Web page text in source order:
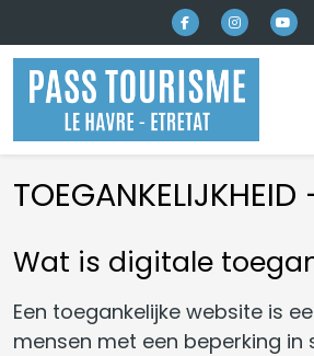
Wat is digitale
Een toegankelijke website is
mensen met een beperking